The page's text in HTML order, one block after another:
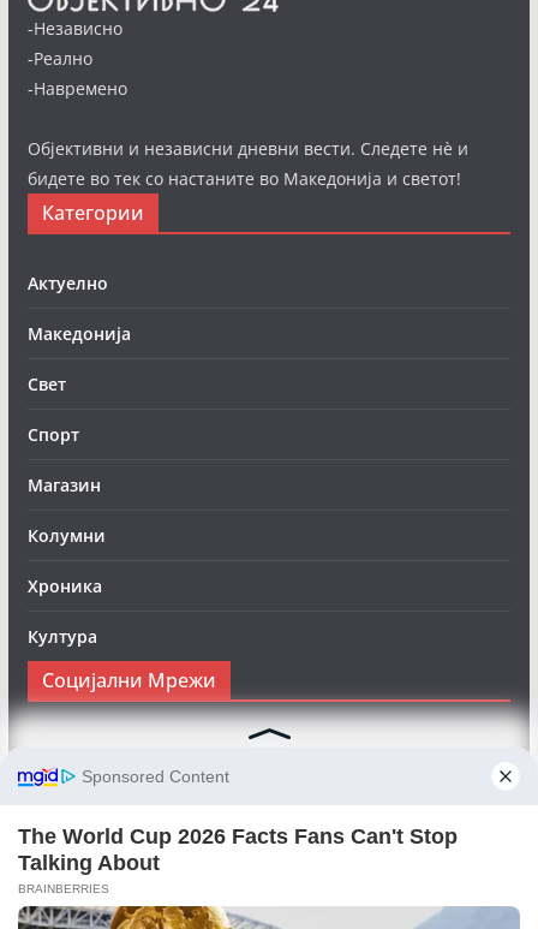
-Независно
-Реално
-Навремено
Објективни и независни дневни вести. Следете нè и
бидете во тек со настаните во Македонија и светот!
Категории
Актуелно
Македонија
Свет
Спорт
Магазин
Колумни
Хроника
Култура
Социјални Мрежи
Следете нè на Фејсбук за да сте во тек со најновите